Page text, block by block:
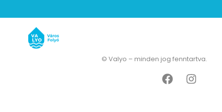
© Valyo – minden jog fenntartva.